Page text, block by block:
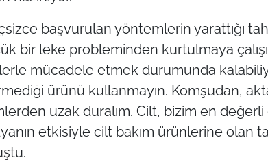
başvurulan yöntemlerin yarattığı
bir leke probleminden kurtulmaya
mücadele etmek durumunda
ürünü kullanmayın. Komşudan,
uzak duralım. Cilt, bizim en
etkisiyle cilt bakım ürünlerine olan